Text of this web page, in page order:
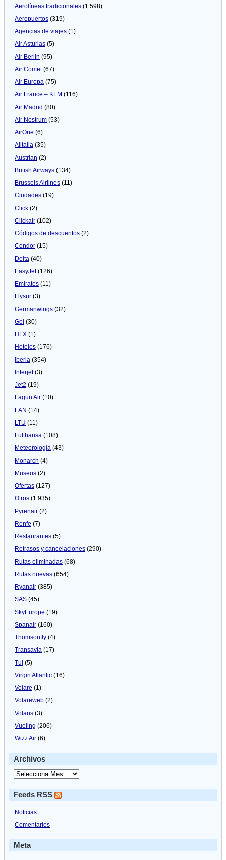
Aerolíneas tradicionales (1.598)
Aeropuertos (319)
Agencias de viajes (1)
Air Asturias (5)
Air Berlin (95)
Air Comet(67)
Air Europa (75)
Air France – KLM (116)
Air Madrid (80)
Air Nostrum (53)
AirOne (6)
Alitalia (35)
Austrian (2)
British Airways (134)
Brussels Airlines (11)
Ciudades (19)
Click (2)
Clickair (102)
Códigos de descuentos (2)
Condor (15)
Delta (40)
EasyJet(126)
Emirates (11)
Flysur (3)
Germanwings (32)
Gol (30)
HLX (1)
Hoteles (176)
Iberia (354)
Interjet(3)
Jet2 (19)
Lagun Air (10)
LAN (14)
LTU (11)
Lufthansa (108)
Meteorologí­a (43)
Monarch (4)
Museos (2)
Ofertas (127)
Otros (1.935)
Pyrenair (2)
Renfe (7)
Restaurantes (5)
Retrasos y cancelaciones (290)
Rutas eliminadas (68)
Rutas nuevas (654)
Ryanair (385)
SAS (45)
SkyEurope (19)
Spanair (160)
Thomsonfly (4)
Transavia (17)
Tui (5)
Virgin Atlantic (16)
Volare (1)
Volareweb (2)
Volaris (3)
Vueling (206)
Wizz Air (6)
Archivos
Feeds RSS
Noticias
Comentarios
Meta